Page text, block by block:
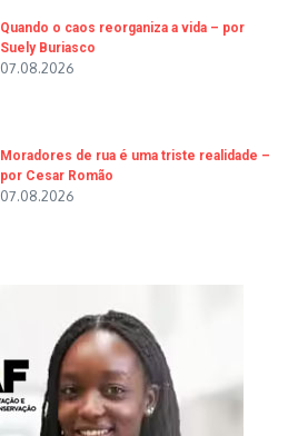
Quando o caos reorganiza a vida – por
Suely Buriasco
07.08.2026
Moradores de rua é uma triste realidade –
por Cesar Romão
07.08.2026